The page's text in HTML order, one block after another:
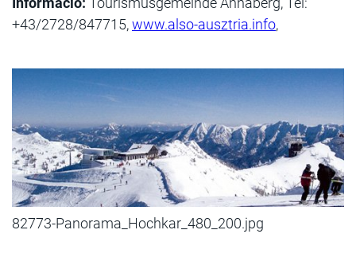
+43/2728/847715,www.also-ausztria.info,
82773-Panorama_Hochkar_480_200.jpg